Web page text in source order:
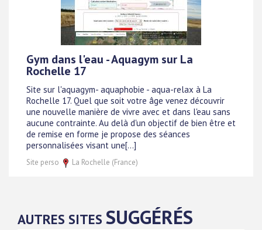
Gym dans l'eau - Aquagym sur La
Rochelle 17
Site sur l'aquagym- aquaphobie - aqua-relax à La
Rochelle 17. Quel que soit votre âge venez découvrir
une nouvelle manière de vivre avec et dans l'eau sans
aucune contrainte. Au delà d'un objectif de bien être et
de remise en forme je propose des séances
personnalisées visant une[...]
Site perso La Rochelle (France)
AUTRES SITES SUGGÉRÉS